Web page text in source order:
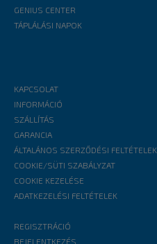
GENIUS CENTER
TÁPLÁLÁSI NAPOK
KAPCSOLAT
INFORMÁCIÓ
SZÁLLÍTÁS
GARANCIA
ÁLTALÁNOS SZERZŐDÉSI FELTÉTELEK
COOKIE/SÜTI SZABÁLYZAT
COOKIE KEZELÉSE
ADATKEZELÉSI FELTÉTELEK
REGISZTRÁCIÓ
BEJELENTKEZÉS